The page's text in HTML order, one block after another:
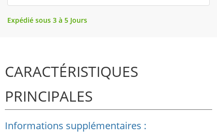
Expédié sous 3 à 5 Jours
CARACTÉRISTIQUES
PRINCIPALES
Informations supplémentaires :